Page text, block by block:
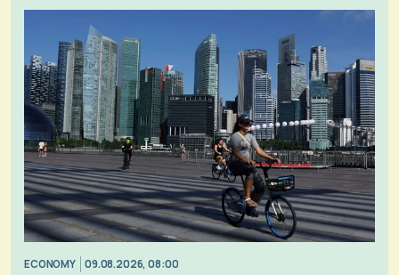
ECONOMY 09.08.2026, 08:00